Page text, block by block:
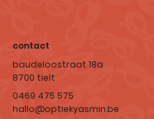
contact
baudeloostraat 18a
8700 tielt
0469 475 575
hallo@optiekyasmin.be